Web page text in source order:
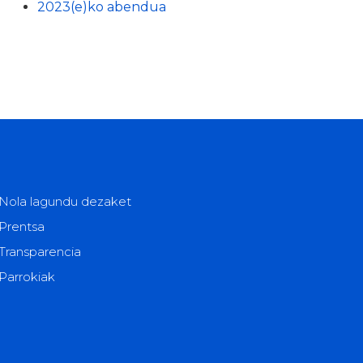
2023(e)ko abendua
lagundu dezaket